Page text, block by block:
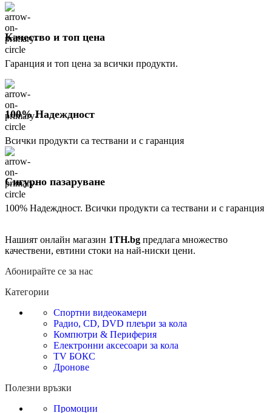
Качество и топ цена
Гаранция и топ цена за всички продукти.
100% Надеждност
Всички продукти са тествани и с гаранция
Сигурно пазаруване
100% Надеждност. Всички продукти са тествани и с гаранция
Нашият онлайн магазин 1TH.bg предлага множество
качествени, евтини стоки на най-ниски цени.
Абонирайте се за нас
Категории
Спортни видеокамери
Радио, CD, DVD плеъри за кола
Компютри & Периферия
Електронни аксесоари за кола
TV БОКС
Дронове
Полезни връзки
Промоции